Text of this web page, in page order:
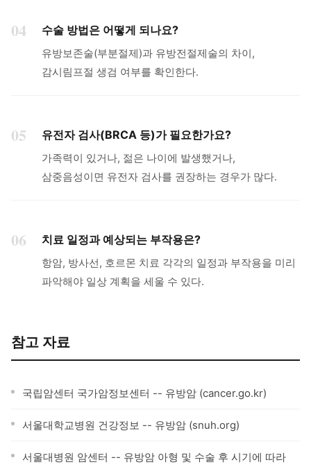
04 수술 방법은 어떻게 되나요?
유방보존술(부분절제)과 유방전절제술의 차이,
감시림프절 생검 여부를 확인한다.
05 유전자 검사(BRCA 등)가 필요한가요?
가족력이 있거나, 젊은 나이에 발생했거나,
삼중음성이면 유전자 검사를 권장하는 경우가 많다.
06 치료 일정과 예상되는 부작용은?
항암, 방사선, 호르몬 치료 각각의 일정과 부작용을 미리
파악해야 일상 계획을 세울 수 있다.
참고 자료
국립암센터 국가암정보센터 -- 유방암 (cancer.go.kr)
서울대학교병원 건강정보 -- 유방암 (snuh.org)
서울대병원 암센터 -- 유방암 아형 및 수술 후 시기에 따라